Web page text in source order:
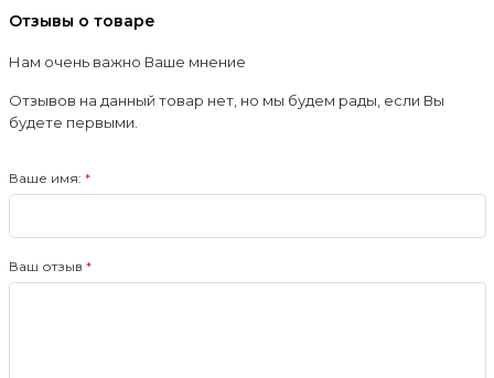
Отзывы о товаре
Нам очень важно Ваше мнение
Отзывов на данный товар нет, но мы будем рады, если Вы
будете первыми.
Ваше имя:
Ваш отзыв